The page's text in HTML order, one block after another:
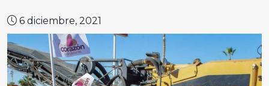
6 diciembre, 2021